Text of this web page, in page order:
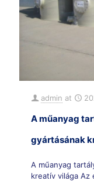
admin at
A műanyag
gyártásának
A műanyag
kreatív világa Az